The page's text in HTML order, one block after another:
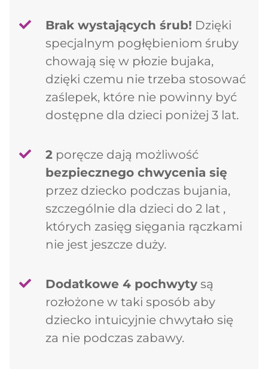
Brak wystających śrub! Dzięki
specjalnym pogłębieniom śruby
chowają się w płozie bujaka,
dzięki czemu nie trzeba stosować
zaślepek, które nie powinny być
dostępne dla dzieci poniżej 3 lat.
2 poręcze dają możliwość
bezpiecznego chwycenia się
przez dziecko podczas bujania,
szczególnie dla dzieci do 2 lat ,
których zasięg sięgania rączkami
nie jest jeszcze duży.
Dodatkowe 4 pochwyty są
rozłożone w taki sposób aby
dziecko intuicyjnie chwytało się
za nie podczas zabawy.